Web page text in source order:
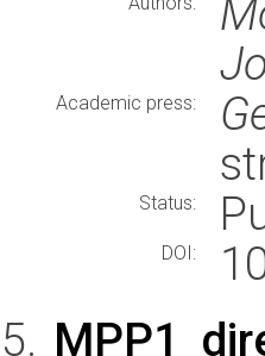
Academic press:
Status:
DOI:
MPP1